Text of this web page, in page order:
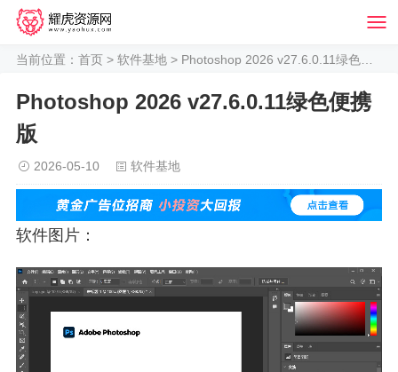
当前位置： 首页 > 软件基地 > Photoshop 2026 v27.6.0.11绿色便携版
Photoshop 2026 v27.6.0.11绿色便携
版
2026-05-10 软件基地
软件图片：